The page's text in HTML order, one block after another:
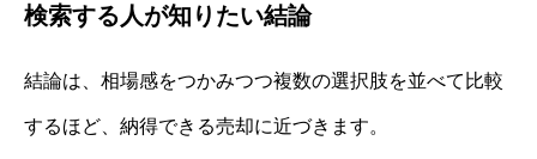
検索する人が知りたい結論
結論は、相場感をつかみつつ複数の選択肢を並べて比較
するほど、納得できる売却に近づきます。